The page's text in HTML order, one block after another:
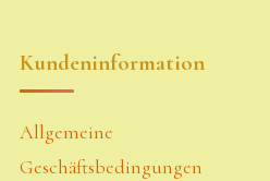
Kundeninformation
Allgemeine
Geschäftsbedingungen